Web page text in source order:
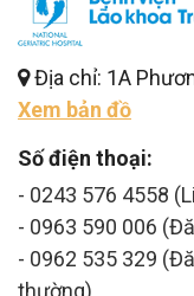
Địa chỉ: 1A
Xem bản đồ
Số điện thoại:
- 0243 576 4558
- 0963 590 006
- 0962 535 329